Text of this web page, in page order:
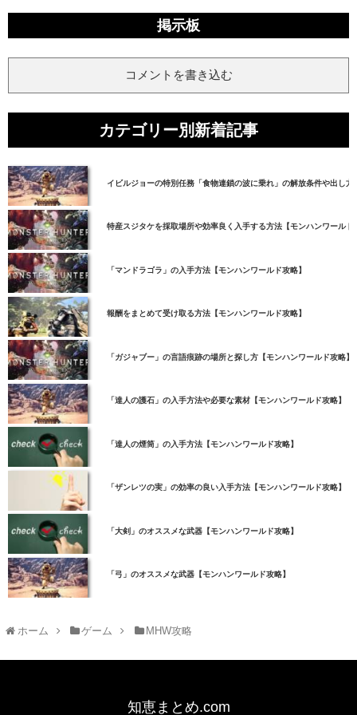
掲示板
コメントを書き込む
カテゴリー別新着記事
イビルジョーの特別任務「食物連鎖の波に乗れ」の解放条件や出し
特産スジタケを採取場所や効率良く入手する方法【モンハンワールド
「マンドラゴラ」の入手方法【モンハンワールド攻略】
報酬をまとめて受け取る方法【モンハンワールド攻略】
「ガジャブー」の言語痕跡の場所と探し方【モンハンワールド攻略】
「達人の護石」の入手方法や必要な素材【モンハンワールド攻略】
「達人の煙筒」の入手方法【モンハンワールド攻略】
「ザンレツの実」の効率の良い入手方法【モンハンワールド攻略】
「大剣」のオススメな武器【モンハンワールド攻略】
「弓」のオススメな武器【モンハンワールド攻略】
ホーム ゲーム MHW攻略
知恵まとめ.com